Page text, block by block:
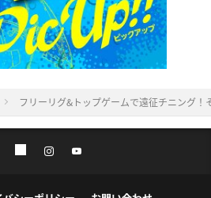
フリーリグ&トップゲームで遠征チニング